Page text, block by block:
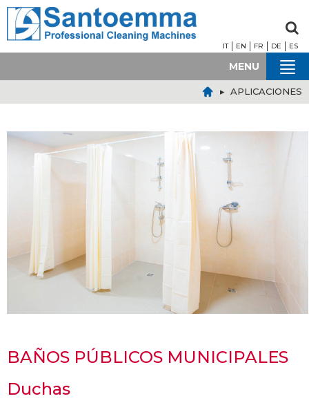
IT EN FR DE ES
MENU
▸ APLICACIONES
BAÑOS PÚBLICOS MUNICIPALES
Duchas